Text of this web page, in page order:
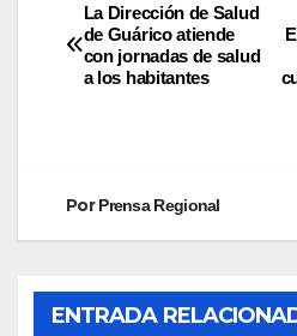
La Dirección de Salud
de Guárico atiende
con jornadas de salud
a los habitantes
PorPrensa Regional
ENTRADA